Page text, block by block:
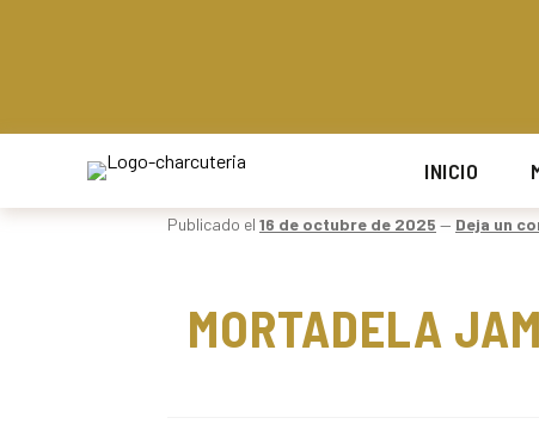
INICIO
Publicado el16 de octubre de 2025 — Deja un
MORTADELA